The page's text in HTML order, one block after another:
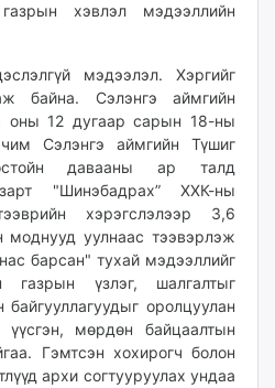
хэвлэл мэдээллийн
мэдээлэл. Хэргийг
байна. Сэлэнгэ аймгийн
оны 12 дугаар сарын 18-ны
Сэлэнгэ аймгийн Түшиг
давааны ар талд
"Шинэбадрах” ХХК-ны
хэрэгслэлээр 3,6
моднууд уулнаас тээвэрлэж
барсан" тухай мэдээллийг
газрын үзлэг, шалгалтыг
оролцуулан
мөрдөн байцаалтын
Гэмтсэн хохирогч болон
архи согтууруулах ундаа